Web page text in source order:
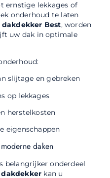
ernstige lekkages of
onderhoud te laten
dakdekker Best, worden
uw dak in optimale
slijtage en gebreken
op lekkages
herstelkosten
eigenschappen
daken
belangrijker onderdeel
dakdekker kan u